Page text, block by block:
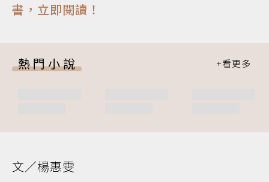
書，立即閱讀！
熱門小說
文／楊惠雯